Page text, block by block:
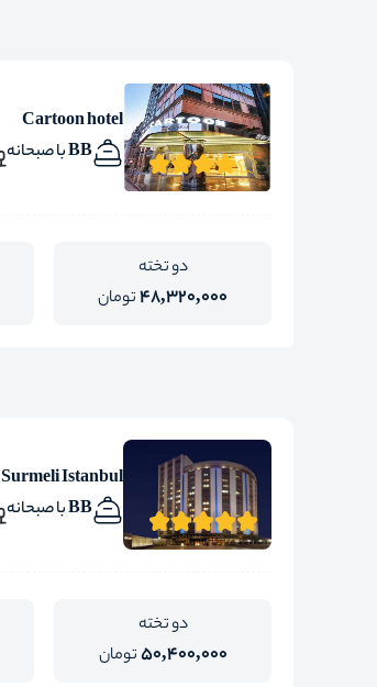
Cartoon hotel
BB با صبحانه
دو تخته
48,320,000تومان
Surmeli Istanbul
BB با صبحانه
دو تخته
50,400,000تومان